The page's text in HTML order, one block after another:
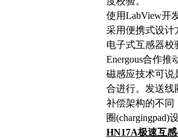
使用LabView开
采用便携式设计
电子式互感器校
Energous合作
磁感应技术可说
合进行。发送线
补偿架构的不同
圈(chargingpad)
HN17A极速互